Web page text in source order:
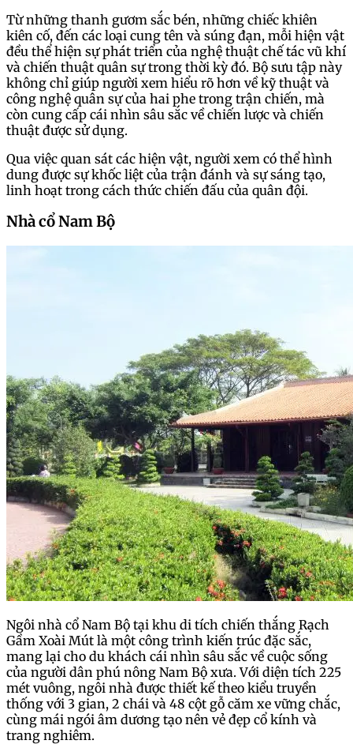
Từ những thanh gươm sắc bén, những chiếc khiên
kiên cố, đến các loại cung tên và súng đạn, mỗi hiện vật
đều thể hiện sự phát triển của nghệ thuật chế tác vũ khí
và chiến thuật quân sự trong thời kỳ đó. Bộ sưu tập này
không chỉ giúp người xem hiểu rõ hơn về kỹ thuật và
công nghệ quân sự của hai phe trong trận chiến, mà
còn cung cấp cái nhìn sâu sắc về chiến lược và chiến
thuật được sử dụng.
Qua việc quan sát các hiện vật, người xem có thể hình
dung được sự khốc liệt của trận đánh và sự sáng tạo,
linh hoạt trong cách thức chiến đấu của quân đội.
Nhà cổ Nam Bộ
Ngôi nhà cổ Nam Bộ tại khu di tích chiến thắng Rạch
Gầm Xoài Mút là một công trình kiến trúc đặc sắc,
mang lại cho du khách cái nhìn sâu sắc về cuộc sống
của người dân phú nông Nam Bộ xưa. Với diện tích 225
mét vuông, ngôi nhà được thiết kế theo kiểu truyền
thống với 3 gian, 2 chái và 48 cột gỗ căm xe vững chắc,
cùng mái ngói âm dương tạo nên vẻ đẹp cổ kính và
trang nghiêm.